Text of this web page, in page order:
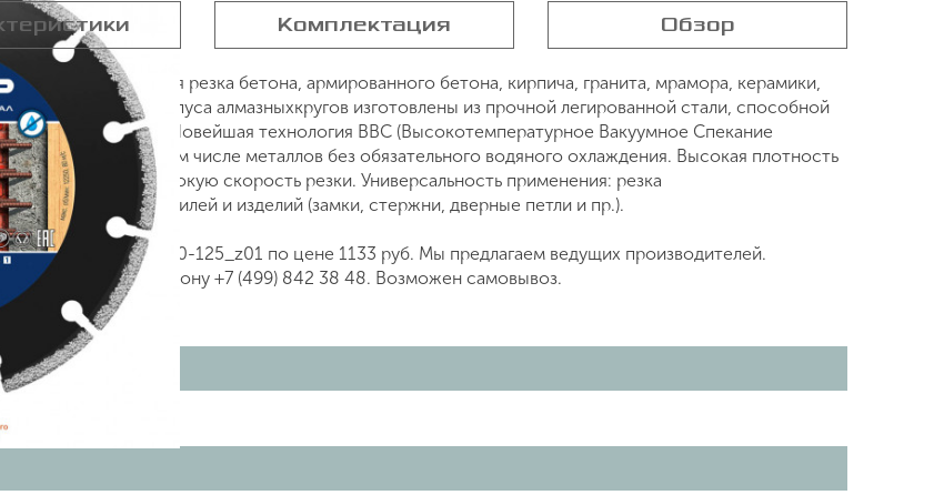
Комплектация Обзор
сухая и влажная резка бетона, армированного бетона, кирпича, гранита, мрамора, керамики,
Корпуса алмазныхкругов изготовлены из прочной легированной стали, способной
температуру. Новейшая технология ВВС (Высокотемпературное Вакуумное Спекание
в том числе металлов без обязательного водяного охлаждения. Высокая плотность
высокую скорость резки. Универсальность применения: резка
и изделий (замки, стержни, дверные петли и пр.).
артикул 36660-125_z01 по цене 1133 руб. Мы предлагаем ведущих производителей.
или по телефону +7 (499) 842 38 48. Возможен самовывоз.